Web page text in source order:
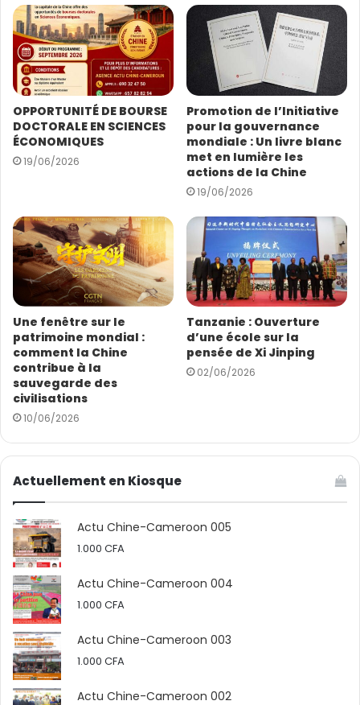
e
a
d
s
s
e
E
m
OPPORTUNITÉ DE BOURSE
DOCTORALE EN SCIENCES
ÉCONOMIQUES
19/06/2026
Promotion de l’Initiative
pour la gouvernance
mondiale : Un livre blanc
met en lumière les
actions de la Chine
19/06/2026
Une fenêtre sur le
patrimoine mondial :
comment la Chine
contribue à la
sauvegarde des
civilisations
10/06/2026
Tanzanie : Ouverture
d’une école sur la
pensée de Xi Jinping
02/06/2026
Actuellement en Kiosque
Actu Chine-Cameroon 005
1.000 CFA
Actu Chine-Cameroon 004
1.000 CFA
Actu Chine-Cameroon 003
1.000 CFA
Actu Chine-Cameroon 002